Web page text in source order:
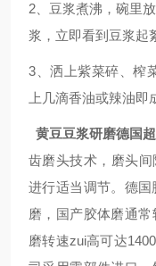
2、豆浆煮沸，碗里
浆，立即看到豆浆起
3、洒上紫菜碎、榨
上几滴香油或辣油即
黄豆豆浆研磨德国
齿磨头技术，磨头
进行适当调节。德
磨，国产胶体磨通
磨转速zui高可达